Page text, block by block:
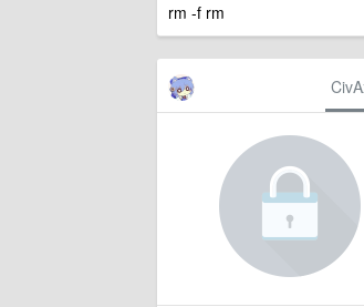
rm -f rm